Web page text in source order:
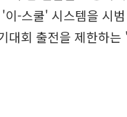
-스쿨' 시스템을 시
대회 출전을 제한하